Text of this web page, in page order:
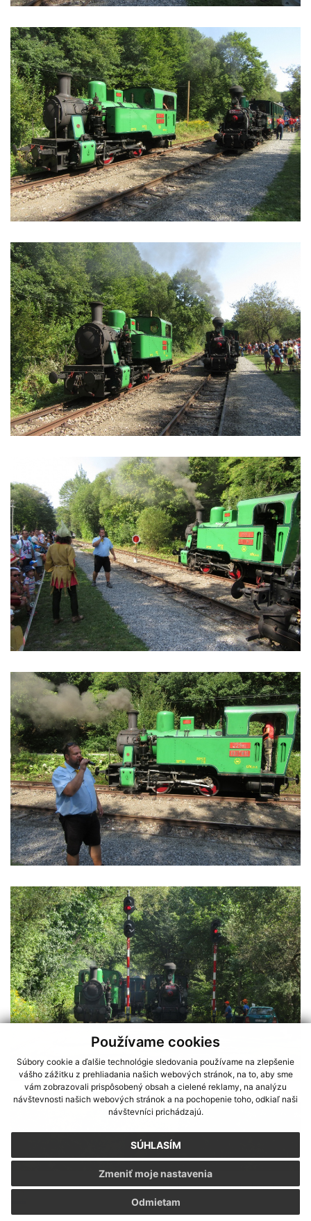
Používame cookies
Súbory cookie a ďalšie technológie sledovania používame na zlepšenie
vášho zážitku z prehliadania našich webových stránok, na to, aby sme
vám zobrazovali prispôsobený obsah a cielené reklamy, na analýzu
návštevnosti našich webových stránok a na pochopenie toho, odkiaľ naši
návštevníci prichádzajú.
SÚHLASÍM
Odmietam
Zmeniť moje nastavenia
Sme partnerom programu Košického samosprávneho kraja Terra
Incognita